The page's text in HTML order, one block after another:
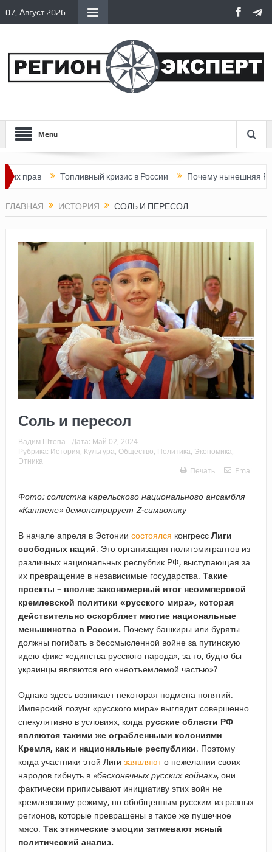
07, Август 2026
Menu
Топливный кризис в России Почему нынешняя Россия
ГЛАВНАЯ ИСТОРИЯ СОЛЬ И ПЕРЕСОЛ
Соль и пересол
Вадим Штепа Дата: Май 02, 2024
Рубрика: История Культура Общество Политика Экономика
Этника
Печать
Email
Фото: солистка карельского национального ансамбля
«Кантеле» демонстрирует Z-символику
В начале апреля в Эстонии состоялся конгресс Лиги
свободных наций. Это организация политэмигрантов из
различных национальных республик РФ, выступающая за
их превращение в независимые государства. Такие
проекты – вполне закономерный итог неоимперской
кремлевской политики «русского мира», которая
действительно оскорбляет многие национальные
меньшинства в России. Почему башкиры или буряты
должны погибать в бессмысленной войне за путинскую
идею-фикс «единства русского народа», за то, будто бы
украинцы являются его «неотъемлемой частью»?
Однако здесь возникает некоторая подмена понятий.
Имперский лозунг «русского мира» выглядит совершенно
спекулятивно в условиях, когда русские области РФ
являются такими же ограбленными колониями
Кремля, как и национальные республики. Поэтому
когда участники этой Лиги заявляюто нежелании своих
народов гибнуть в «бесконечных русских войнах», они
фактически приписывают инициативу этих войн не
кремлевскому режиму, но обобщенным русским из разных
регионов, которые превращены в такое же пушечное
мясо. Так этнические эмоции затмевают ясный
политический анализ.